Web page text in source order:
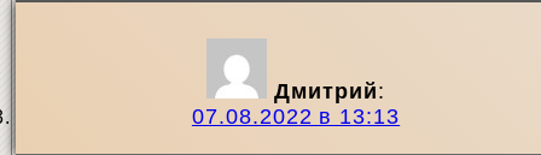
Дмитрий:
07.08.2022 в 13:13